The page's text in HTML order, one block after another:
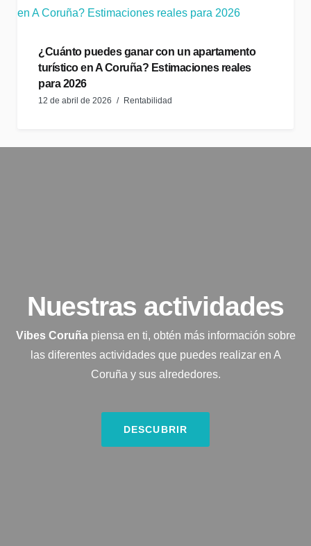
¿Cuánto puedes ganar con un apartamento
turístico en A Coruña? Estimaciones reales
para 2026
12 de abril de 2026 Rentabilidad
Nuestras actividades
Vibes Coruña piensa en ti, obtén más información sobre
las diferentes actividades que puedes realizar en A
Coruña y sus alrededores.
DESCUBRIR